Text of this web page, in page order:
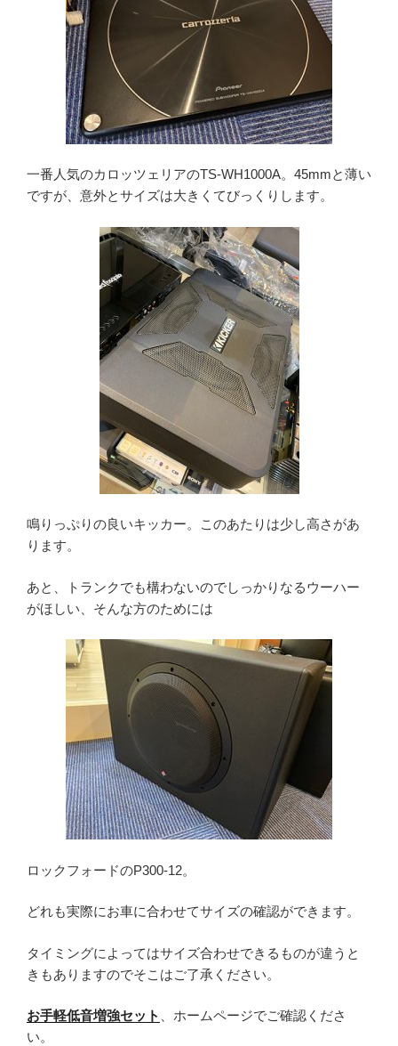
一番人気のカロッツェリアのTS-WH1000A。45mmと薄い
ですが、意外とサイズは大きくてびっくりします。
鳴りっぷりの良いキッカー。このあたりは少し高さがあ
ります。
あと、トランクでも構わないのでしっかりなるウーハー
がほしい、そんな方のためには
ロックフォードのP300-12。
どれも実際にお車に合わせてサイズの確認ができます。
タイミングによってはサイズ合わせできるものが違うと
きもありますのでそこはご了承ください。
お手軽低音増強セット
、ホームページでご確認くださ
い。